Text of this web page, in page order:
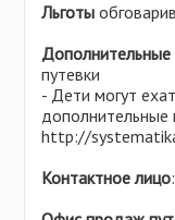
Льготы
Дополнительные
путевки
- Дети могут
дополнительные
http://
Контактное лицо